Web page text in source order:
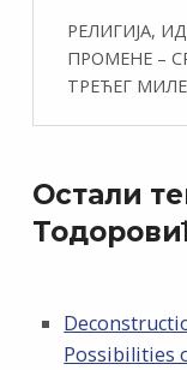
РЕЛИГИЈА,
ПРОМЕНЕ –
ТРЕЋЕГ
Остали
Possibilities